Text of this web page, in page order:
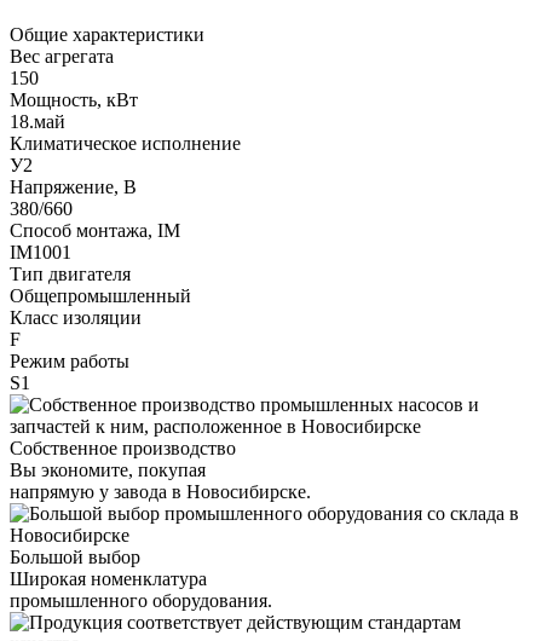
Общие характеристики
Вес агрегата
150
Мощность, кВт
18.май
Климатическое исполнение
У2
Напряжение, В
380/660
Способ монтажа, IM
IM1001
Тип двигателя
Общепромышленный
Класс изоляции
F
Режим работы
S1
Собственное производство
Вы экономите, покупая
напрямую у завода в Новосибирске.
Большой выбор
Широкая номенклатура
промышленного оборудования.